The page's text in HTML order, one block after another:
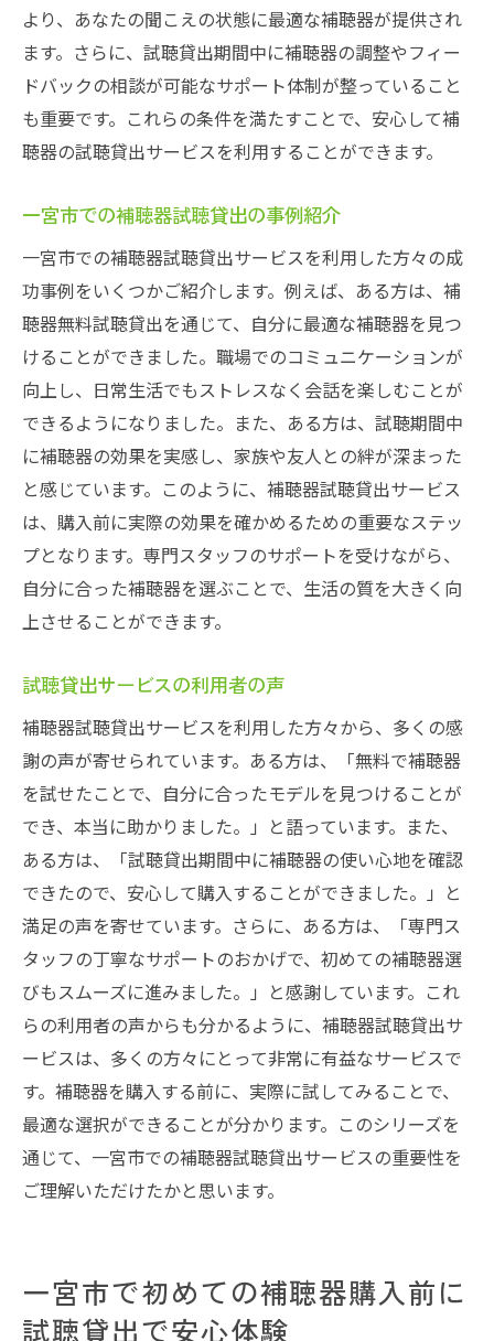
より、あなたの聞こえの状態に最適な補聴器が提供され
ます。さらに、試聴貸出期間中に補聴器の調整やフィー
ドバックの相談が可能なサポート体制が整っていること
も重要です。これらの条件を満たすことで、安心して補
聴器の試聴貸出サービスを利用することができます。
一宮市での補聴器試聴貸出の事例紹介
一宮市での補聴器試聴貸出サービスを利用した方々の成
功事例をいくつかご紹介します。例えば、ある方は、補
聴器無料試聴貸出を通じて、自分に最適な補聴器を見つ
けることができました。職場でのコミュニケーションが
向上し、日常生活でもストレスなく会話を楽しむことが
できるようになりました。また、ある方は、試聴期間中
に補聴器の効果を実感し、家族や友人との絆が深まった
と感じています。このように、補聴器試聴貸出サービス
は、購入前に実際の効果を確かめるための重要なステッ
プとなります。専門スタッフのサポートを受けながら、
自分に合った補聴器を選ぶことで、生活の質を大きく向
上させることができます。
試聴貸出サービスの利用者の声
補聴器試聴貸出サービスを利用した方々から、多くの感
謝の声が寄せられています。ある方は、「無料で補聴器
を試せたことで、自分に合ったモデルを見つけることが
でき、本当に助かりました。」と語っています。また、
ある方は、「試聴貸出期間中に補聴器の使い心地を確認
できたので、安心して購入することができました。」と
満足の声を寄せています。さらに、ある方は、「専門ス
タッフの丁寧なサポートのおかげで、初めての補聴器選
びもスムーズに進みました。」と感謝しています。これ
らの利用者の声からも分かるように、補聴器試聴貸出サ
ービスは、多くの方々にとって非常に有益なサービスで
す。補聴器を購入する前に、実際に試してみることで、
最適な選択ができることが分かります。このシリーズを
通じて、一宮市での補聴器試聴貸出サービスの重要性を
ご理解いただけたかと思います。
一宮市で初めての補聴器購入前に
試聴貸出で安心体験